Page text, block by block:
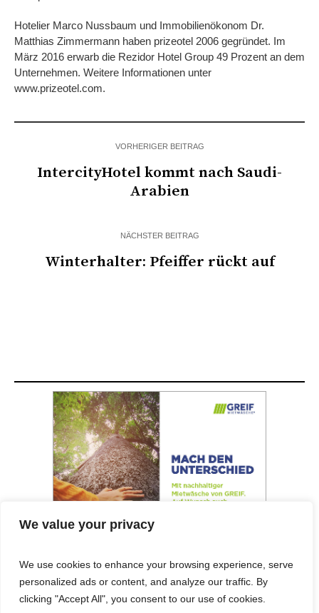
We value your privacy
We use cookies to enhance your browsing experience, serve
personalized ads or content, and analyze our traffic. By
clicking "Accept All", you consent to our use of cookies.
Hotelier Marco Nussbaum und Immobilienökonom Dr.
Matthias Zimmermann haben prizeotel 2006 gegründet. Im
März 2016 erwarb die Rezidor Hotel Group 49 Prozent an dem
Unternehmen. Weitere Informationen unter
www.prizeotel.com.
VORHERIGER BEITRAG
IntercityHotel kommt nach Saudi-
Arabien
NÄCHSTER BEITRAG
Winterhalter: Pfeiffer rückt auf